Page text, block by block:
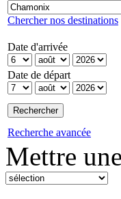
Chercher nos destinations
Date d'arrivée
Date de départ
Recherche avancée
Mettre